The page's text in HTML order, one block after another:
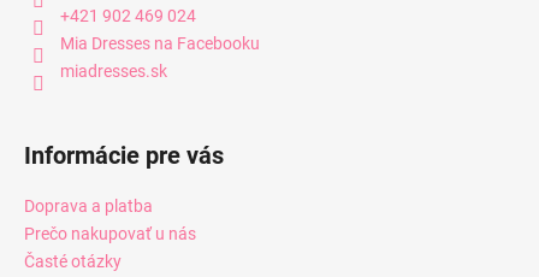
+421 902 469 024
Mia Dresses na Facebooku
miadresses.sk
Informácie pre vás
Doprava a platba
Prečo nakupovať u nás
Časté otázky